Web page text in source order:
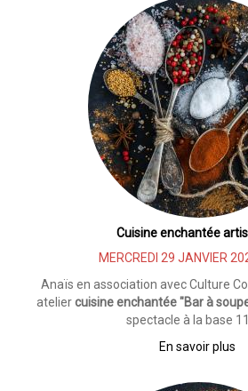
:
&
1
Cuisine enchantée
MERCREDI 29 JANVIER
Anaïs en association avec Culture
ateliercuisine enchantée "Bar à
spectacle à la base
En savoir plus